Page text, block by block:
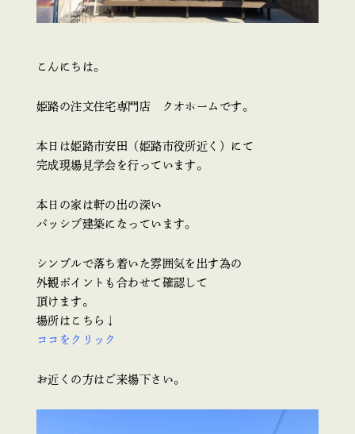
こんにちは。
姫路の注文住宅専門店 クオホームです。
本日は姫路市安田（姫路市役所近く）にて
完成現場見学会を行っています。
本日の家は軒の出の深い
パッシブ建築になっています。
シンプルで落ち着いた雰囲気を出す為の
外観ポイントも合わせて確認して
頂けます。
場所はこちら↓
ココをクリック
お近くの方はご来場下さい。